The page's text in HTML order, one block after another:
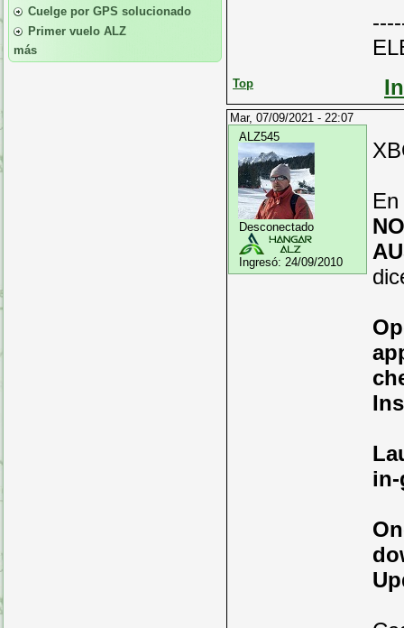
Cuelge por GPS solucionado
Primer vuelo ALZ
más
Top
Mar, 07/09/2021 - 22:07
ALZ545
Desconectado
Ingresó: 24/09/2010
in-